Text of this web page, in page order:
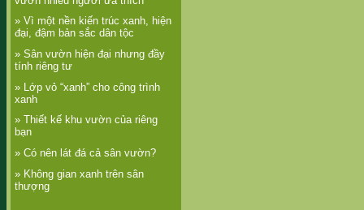
» Vì một nền kiến trúc xanh, hiện
đại, đậm bản sắc dân tộc
» Sân vườn hiện đại nhưng đầy
tính riêng tư
» Lớp vỏ “xanh” cho công trình
xanh
» Thiết kế khu vườn của riêng
bạn
» Có nên lát đá cả sân vườn?
» Không gian xanh trên sân
thượng